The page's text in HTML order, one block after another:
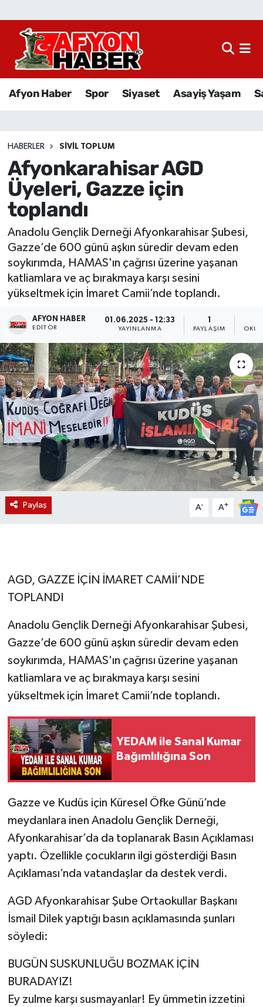
Afyon Haber Spor Siyaset Asayiş Yaşam
HABERLER SIVIL TOPLUM
Afyonkarahisar AGD
Üyeleri, Gazze için
toplandı
Anadolu Gençlik Derneği Afyonkarahisar Şubesi,
Gazze’de 600 günü aşkın süredir devam eden
soykırımda, HAMAS'ın çağrısı üzerine yaşanan
katliamlara ve aç bırakmaya karşı sesini
yükseltmek için İmaret Camii’nde toplandı.
AFYON HABER
EDITÖR
01.06.2025 - 12:33
YAYINLANMA PAYLAŞIM
Paylaş A- A+
AGD, GAZZE İÇİN İMARET CAMİİ’NDE
TOPLANDI
Anadolu Gençlik Derneği Afyonkarahisar Şubesi,
Gazze’de 600 günü aşkın süredir devam eden
soykırımda, HAMAS'ın çağrısı üzerine yaşanan
katliamlara ve aç bırakmaya karşı sesini
yükseltmek için İmaret Camii’nde toplandı.
YEDAM ile Sanal Kumar
Bağımlılığına Son
Gazze ve Kudüs için Küresel Öfke Günü’nde
meydanlara inen Anadolu Gençlik Derneği,
Afyonkarahisar’da da toplanarak Basın Açıklaması
yaptı. Özellikle çocukların ilgi gösterdiği Basın
Açıklaması’nda vatandaşlar da destek verdi.
AGD Afyonkarahisar Şube Ortaokullar Başkanı
İsmail Dilek yaptığı basın açıklamasında şunları
söyledi:
BUGÜN SUSKUNLUĞU BOZMAK İÇİN
BURADAYIZ!
Ey zulme karşı susmayanlar! Ey ümmetin izzetini
Afyon Haber
Sağlık
Eğitim
Ekonomi
Magazin
Etkinlikler